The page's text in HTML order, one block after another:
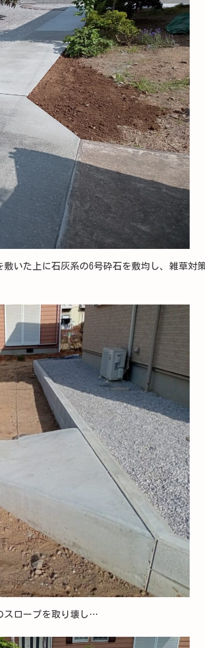
いた上に石灰系の6号砕石を敷均し、雑草対
スロープを取り壊し…